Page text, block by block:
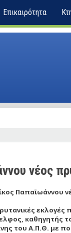
Επικαιρότητα
νέος
Παπαϊωάννου
εκλογές
καθηγητής
του Α.Π.Θ. με